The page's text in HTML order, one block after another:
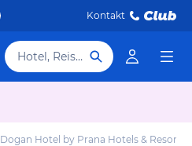
Kontakt
Hotel, Reiseziel
Dogan Hotel by Prana Hotels & Resorts